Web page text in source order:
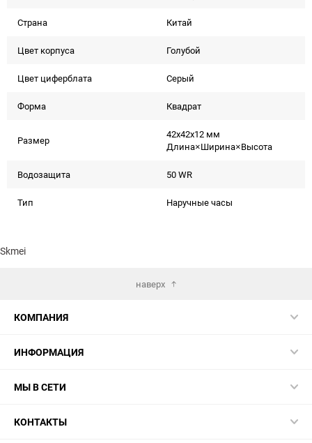
Страна Китай
Цвет корпуса Голубой
Цвет циферблата Серый
Форма Квадрат
Размер
42x42x12 мм
Длина×Ширина×Высота
Водозащита 50 WR
Тип Наручные часы
Skmei
наверх
КОМПАНИЯ
ИНФОРМАЦИЯ
МЫ В СЕТИ
КОНТАКТЫ